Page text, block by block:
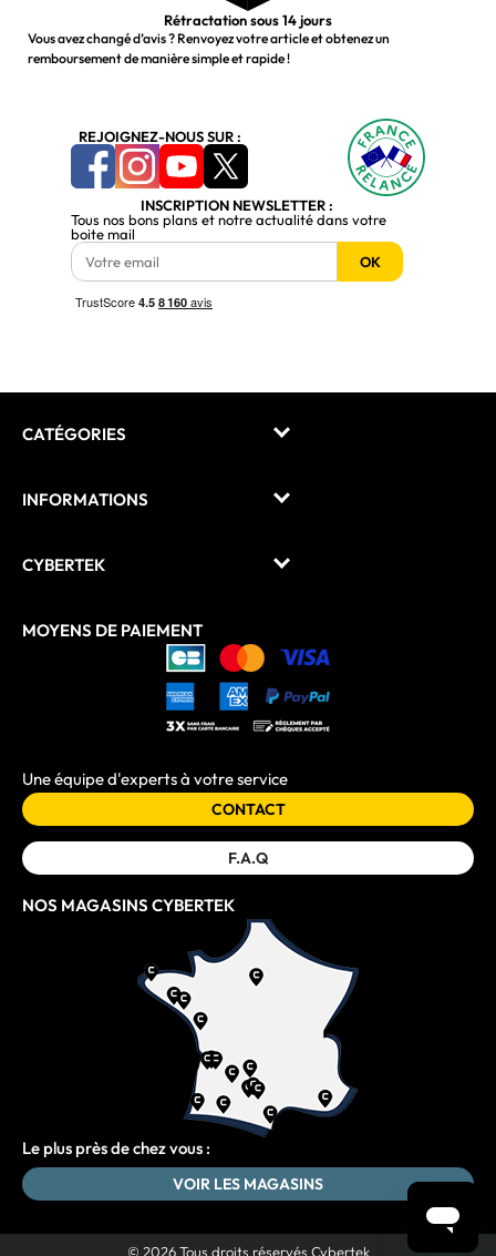
Rétractation sous 14 jours
Vous avez changé d’avis ? Renvoyez votre article et obtenez un
remboursement de manière simple et rapide !
REJOIGNEZ-NOUS SUR :
INSCRIPTION NEWSLETTER :
Tous nos bons plans et notre actualité dans votre
boite mail
OK
CATÉGORIES
INFORMATIONS
CYBERTEK
MOYENS DE PAIEMENT
Une équipe d'experts à votre service
CONTACT
F.A.Q
NOS MAGASINS CYBERTEK
Le plus près de chez vous :
VOIR LES MAGASINS
© 2026 Tous droits réservés Cybertek